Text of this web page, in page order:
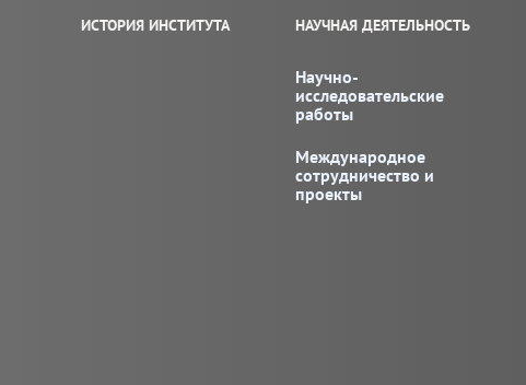
ИСТОРИЯ ИНСТИТУТА НАУЧНАЯ ДЕЯТЕЛЬНОСТЬ
Научно-
исследовательские
работы
Международное
сотрудничество и
проекты